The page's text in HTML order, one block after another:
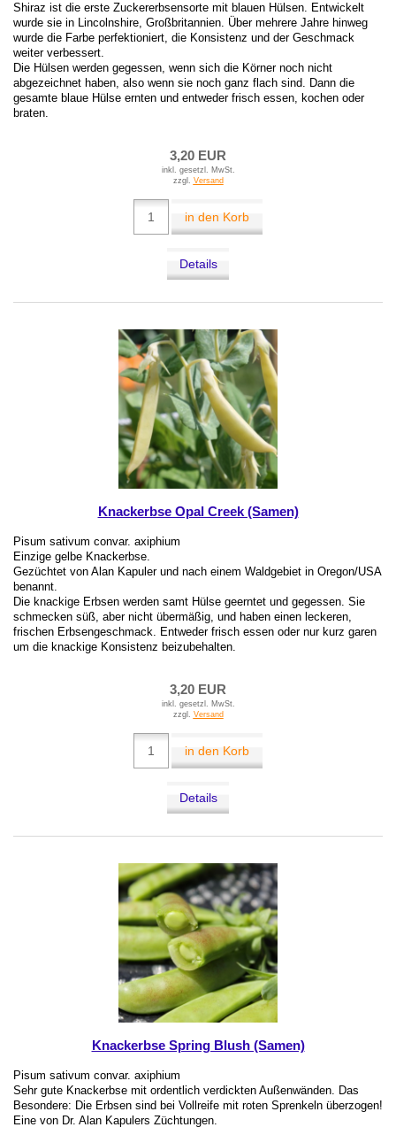
Shiraz ist die erste Zuckererbsensorte mit blauen Hülsen. Entwickelt
wurde sie in Lincolnshire, Großbritannien. Über mehrere Jahre hinweg
wurde die Farbe perfektioniert, die Konsistenz und der Geschmack
weiter verbessert.
Die Hülsen werden gegessen, wenn sich die Körner noch nicht
abgezeichnet haben, also wenn sie noch ganz flach sind. Dann die
gesamte blaue Hülse ernten und entweder frisch essen, kochen oder
braten.
3,20 EUR
inkl. gesetzl. MwSt.
zzgl. Versand
in den Korb
Details
Knackerbse Opal Creek (Samen)
Pisum sativum convar. axiphium
Einzige gelbe Knackerbse.
Gezüchtet von Alan Kapuler und nach einem Waldgebiet in Oregon/USA
benannt.
Die knackige Erbsen werden samt Hülse geerntet und gegessen. Sie
schmecken süß, aber nicht übermäßig, und haben einen leckeren,
frischen Erbsengeschmack. Entweder frisch essen oder nur kurz garen
um die knackige Konsistenz beizubehalten.
3,20 EUR
inkl. gesetzl. MwSt.
zzgl. Versand
in den Korb
Details
Knackerbse Spring Blush (Samen)
Pisum sativum convar. axiphium
Sehr gute Knackerbse mit ordentlich verdickten Außenwänden. Das
Besondere: Die Erbsen sind bei Vollreife mit roten Sprenkeln überzogen!
Eine von Dr. Alan Kapulers Züchtungen.